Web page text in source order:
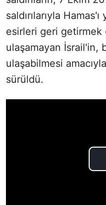
saldırılarıyla
esirleri geri getirmek
ulaşamayan İsrail'in,
ulaşabilmesi
sürüldü.